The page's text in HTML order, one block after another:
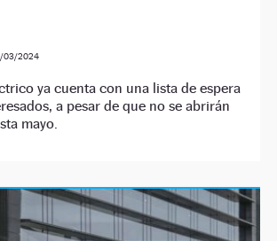
03/2024
ya cuenta con una lista de espera
a pesar de que no se abrirán
mayo.